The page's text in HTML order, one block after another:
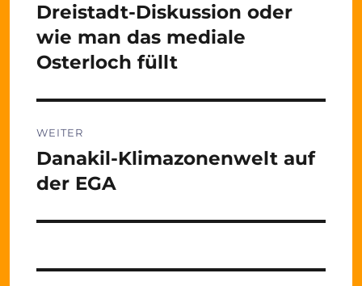
Vorheriger
Beitrag:
Dreistadt-Diskussion oder
wie man das mediale
Osterloch füllt
WEITER
Nächster
Beitrag:
Danakil-Klimazonenwelt auf
der EGA